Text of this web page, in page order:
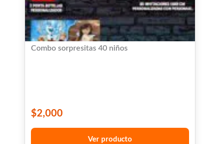
Combo sorpresitas 40 niños
$2,000
Ver producto